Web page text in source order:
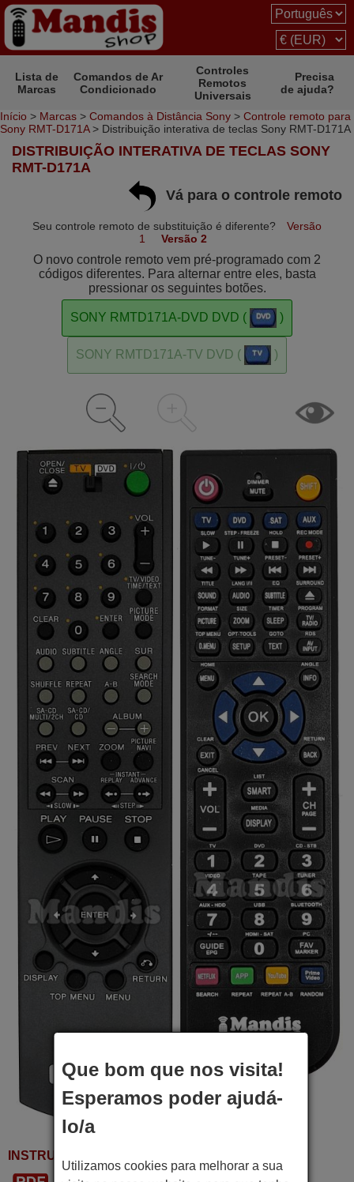
Lista de
Marcas
Comandos de Ar
Condicionado
Controles
Remotos
Universais
Precisa
de ajuda?
Início > Marcas > Comandos à Distância Sony > Controle remoto para
Sony RMT-D171A> Distribuição interativa de teclas Sony RMT-D171A
DISTRIBUIÇÃO INTERATIVA DE TECLAS SONY
RMT-D171A
Vá para o controle remoto
Seu controle remoto de substituição é diferente?
Versão
1
Versão 2
O novo controle remoto vem pré-programado com 2
códigos diferentes. Para alternar entre eles, basta
pressionar os seguintes botões.
SONY RMTD171A-DVD DVD ( )
SONY RMTD171A-TV DVD ( )
INSTRUÇÕES DE USO
Que bom que nos visita!
Esperamos poder ajudá-
lo/a
Utilizamos cookies para melhorar a sua